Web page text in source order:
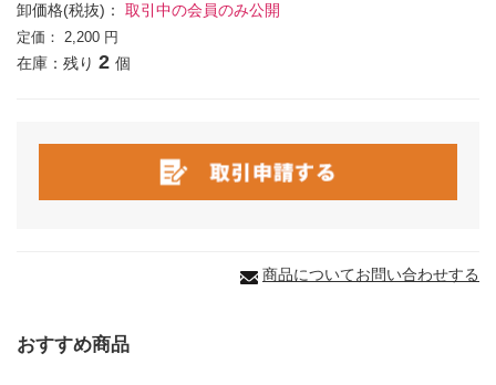
卸価格(税抜)： 取引中の会員のみ公開
定価： 2,200 円
在庫：残り 2 個
商品についてお問い合わせする
おすすめ商品